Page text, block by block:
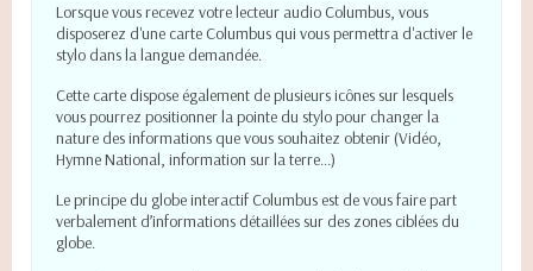
Lorsque vous recevez votre lecteur audio Columbus, vous
disposerez d'une carte Columbus qui vous permettra d'activer le
stylo dans la langue demandée.
Cette carte dispose également de plusieurs icônes sur lesquels
vous pourrez positionner la pointe du stylo pour changer la
nature des informations que vous souhaitez obtenir (Vidéo,
Hymne National, information sur la terre...)
Le principe du globe interactif Columbus est de vous faire part
verbalement d’informations détaillées sur des zones ciblées du
globe.